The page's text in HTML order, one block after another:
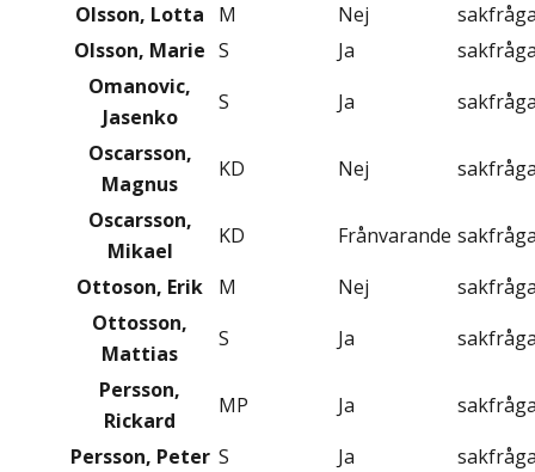
Olsson, Lotta
M Nej
Olsson, Marie S Ja
Omanovic,
Jasenko
S Ja
Oscarsson,
Magnus
KD Nej
Oscarsson,
Mikael
KD Frånvarande
Ottoson, Erik
M Nej
Ottosson,
Mattias
S Ja
Persson,
Rickard
MP Ja
Persson, Peter S Ja